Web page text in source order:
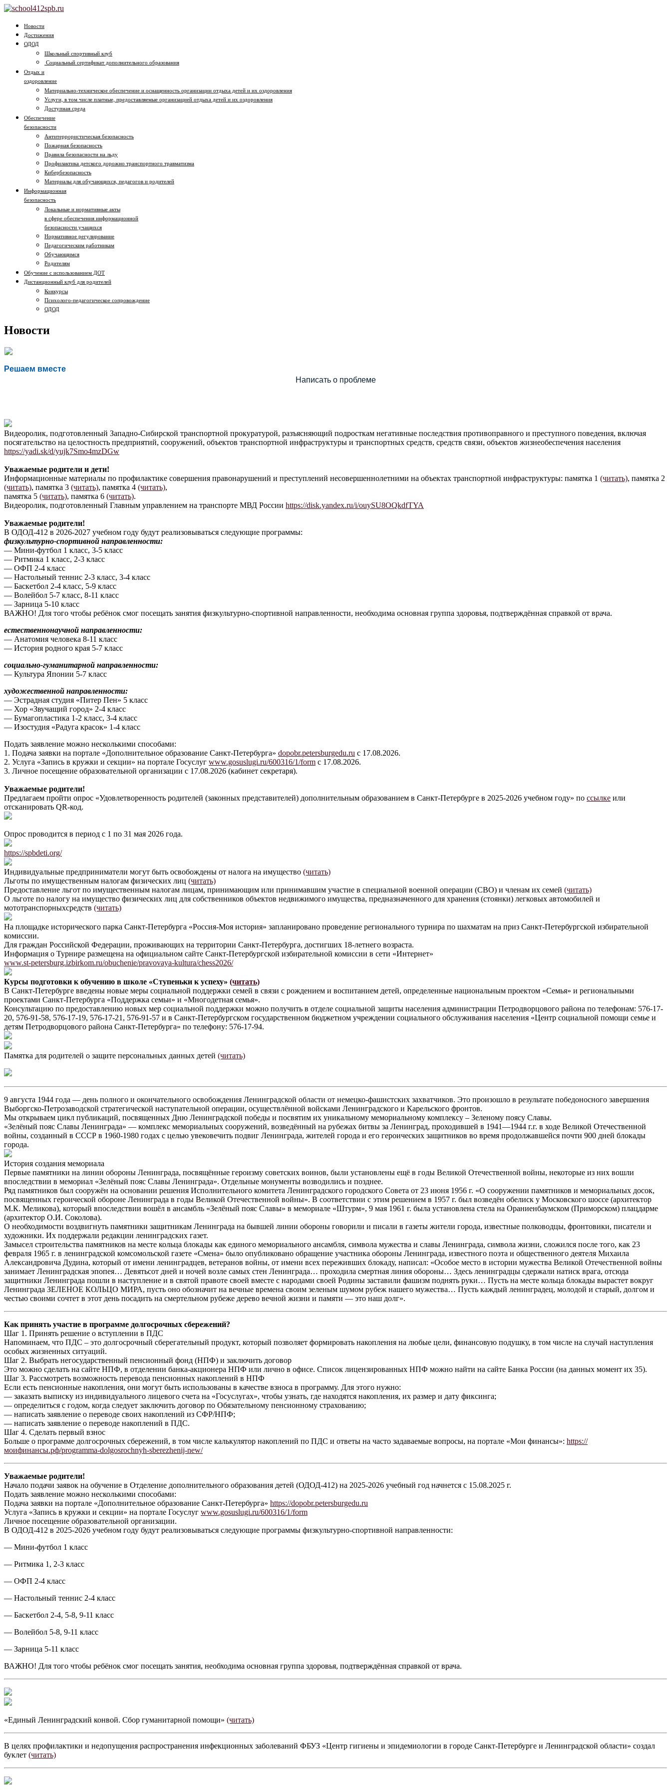
Новости
Достижения
ОДОД
Школьный спортивный клуб
Социальный сертификат дополнительного образования
Отдых и
оздоровление
Материально-техническое обеспечение и оснащенность организации отдыха детей и их оздоровления
Услуги, в том числе платные, предоставляемые организацией отдыха детей и их оздоровления
Доступная среда
Обеспечение
безопасности
Антитеррористическая безопасность
Пожарная безопасность
Правила безопасности на льду
Профилактика детского дорожно транспортного травматизма
Кибербезопасность
Материалы для обучающихся, педагогов и родителей
Информационная
безопасность
Локальные и нормативные акты
в сфере обеспечения информационной
безопасности учащихся
Нормативное регулирование
Педагогическим работникам
Обучающимся
Родителям
Обучение с использованием ДОТ
Дистанционный клуб для родителей
Конкурсы
Психолого-педагогическое сопровождение
ОДОД
Новости
Решаем вместе
Есть предложения по организации учебного процесса или знаете, как сделать школу лучше?
Написать о проблеме
Видеоролик, подготовленный Западно-Сибирской транспортной прокуратурой, разъясняющий подросткам негативные последствия противоправного и преступного поведения, включая
посягательство на целостность предприятий, сооружений, объектов транспортной инфраструктуры и транспортных средств, средств связи, объектов жизнеобеспечения населения
https://yadi.sk/d/yujk7Smo4mzDGw
Уважаемые родители и дети!
Информационные материалы по профилактике совершения правонарушений и преступлений несовершеннолетними на объектах транспортной инфраструктуры: памятка 1 (читать), памятка 2
(читать), памятка 3 (читать), памятка 4 (читать),
памятка 5 (читать), памятка 6 (читать).
Видеоролик, подготовленный Главным управлением на транспорте МВД России https://disk.yandex.ru/i/ouySU8OQkdfTYA
Уважаемые родители!
В ОДОД-412 в 2026-2027 учебном году будут реализовываться следующие программы:
физкультурно-спортивной направленности:
— Мини-футбол 1 класс, 3-5 класс
— Ритмика 1 класс, 2-3 класс
— ОФП 2-4 класс
— Настольный теннис 2-3 класс, 3-4 класс
— Баскетбол 2-4 класс, 5-9 класс
— Волейбол 5-7 класс, 8-11 класс
— Зарница 5-10 класс
ВАЖНО! Для того чтобы ребёнок смог посещать занятия физкультурно-спортивной направленности, необходима основная группа здоровья, подтверждённая справкой от врача.
естественнонаучной направленности:
— Анатомия человека 8-11 класс
— История родного края 5-7 класс
социально-гуманитарной направленности:
— Культура Японии 5-7 класс
художественной направленности:
— Эстрадная студия «Питер Пен» 5 класс
— Хор «Звучащий город» 2-4 класс
— Бумагопластика 1-2 класс, 3-4 класс
— Изостудия «Радуга красок» 1-4 класс
Подать заявление можно несколькими способами:
1. Подача заявки на портале «Дополнительное образование Санкт-Петербурга» dopobr.petersburgedu.ru с 17.08.2026.
2. Услуга «Запись в кружки и секции» на портале Госуслуг www.gosuslugi.ru/600316/1/form с 17.08.2026.
3. Личное посещение образовательной организации с 17.08.2026 (кабинет секретаря).
Уважаемые родители!
Предлагаем пройти опрос «Удовлетворенность родителей (законных представителей) дополнительным образованием в Санкт-Петербурге в 2025-2026 учебном году» по ссылке или
отсканировать QR-код.
Опрос проводится в период с 1 по 31 мая 2026 года.
https://spbdeti.org/
Индивидуальные предприниматели могут быть освобождены от налога на имущество (читать)
Льготы по имущественным налогам физических лиц (читать)
Предоставление льгот по имущественным налогам лицам, принимающим или принимавшим участие в специальной военной операции (СВО) и членам их семей (читать)
О льготе по налогу на имущество физических лиц для собственников объектов недвижимого имущества, предназначенного для хранения (стоянки) легковых автомобилей и
мототранспорныхсредств (читать)
На площадке исторического парка Санкт-Петербурга «Россия-Моя история» запланировано проведение регионального турнира по шахматам на приз Санкт-Петербургской избирательной
комиссии.
Для граждан Российской Федерации, проживающих на территории Санкт-Петербурга, достигших 18-летнего возраста.
Информация о Турнире размещена на официальном сайте Санкт-Петербургской избирательной комиссии в сети «Интернет»
www.st-petersburg.izbirkom.ru/obuchenie/pravovaya-kultura/chess2026/
Курсы подготовки к обучению в школе «Ступеньки к успеху» (читать)
В Санкт-Петербурге введены новые меры социальной поддержки семей в связи с рождением и воспитанием детей, определенные национальным проектом «Семья» и региональными
проектами Санкт-Петербурга «Поддержка семьи» и «Многодетная семья».
Консультацию по предоставлению новых мер социальной поддержки можно получить в отделе социальной защиты населения администрации Петродворцового района по телефонам: 576-17-
20, 576-91-58, 576-17-19, 576-17-21, 576-91-57 и в Санкт-Петербургском государственном бюджетном учреждении социального обслуживания населения «Центр социальной помощи семье и
детям Петродворцового района Санкт-Петербурга» по телефону: 576-17-94.
Памятка для родителей о защите персональных данных детей (читать)
9 августа 1944 года — день полного и окончательного освобождения Ленинградской области от немецко-фашистских захватчиков. Это произошло в результате победоносного завершения
Выборгско-Петрозаводской стратегической наступательной операции, осуществлённой войсками Ленинградского и Карельского фронтов.
Мы открываем цикл публикаций, посвященных Дню Ленинградской победы и посвятим их уникальному мемориальному комплексу – Зеленому поясу Славы.
«Зелёный пояс Славы Ленинграда» — комплекс мемориальных сооружений, возведённый на рубежах битвы за Ленинград, проходившей в 1941—1944 г.г. в ходе Великой Отечественной
войны, созданный в СССР в 1960-1980 годах с целью увековечить подвиг Ленинграда, жителей города и его героических защитников во время продолжавшейся почти 900 дней блокады
города.
История создания мемориала
Первые памятники на линии обороны Ленинграда, посвящённые героизму советских воинов, были установлены ещё в годы Великой Отечественной войны, некоторые из них вошли
впоследствии в мемориал «Зелёный пояс Славы Ленинграда». Отдельные монументы возводились и позднее.
Ряд памятников был сооружён на основании решения Исполнительного комитета Ленинградского городского Совета от 23 июня 1956 г. «О сооружении памятников и мемориальных досок,
посвященных героической обороне Ленинграда в годы Великой Отечественной войны». В соответствии с этим решением в 1957 г. был возведён обелиск у Московского шоссе (архитектор
М.К. Меликова), который впоследствии вошёл в ансамбль «Зелёный пояс Славы» в мемориале «Штурм», 9 мая 1961 г. была установлена стела на Ораниенбаумском (Приморском) плацдарме
(архитектор О.И. Соколова).
О необходимости воздвигнуть памятники защитникам Ленинграда на бывшей линии обороны говорили и писали в газеты жители города, известные полководцы, фронтовики, писатели и
художники. Их поддержали редакции ленинградских газет.
Замысел строительства памятников на месте кольца блокады как единого мемориального ансамбля, символа мужества и славы Ленинграда, символа жизни, сложился после того, как 23
февраля 1965 г. в ленинградской комсомольской газете «Смена» было опубликовано обращение участника обороны Ленинграда, известного поэта и общественного деятеля Михаила
Александровича Дудина, который от имени ленинградцев, ветеранов войны, от имени всех переживших блокаду, написал: «Особое место в истории мужества Великой Отечественной войны
занимает Ленинградская эпопея… Девятьсот дней и ночей возле самых стен Ленинграда… проходила смертная линия обороны… Здесь ленинградцы сдержали натиск врага, отсюда
защитники Ленинграда пошли в наступление и в святой правоте своей вместе с народами своей Родины заставили фашизм поднять руки… Пусть на месте кольца блокады вырастет вокруг
Ленинграда ЗЕЛЕНОЕ КОЛЬЦО МИРА, пусть оно обозначит на вечные времена своим зеленым шумом рубеж нашего мужества… Пусть каждый ленинградец, молодой и старый, долгом и
честью своими сочтет в этот день посадить на смертельном рубеже дерево вечной жизни и памяти — это наш долг».
Как принять участие в программе долгосрочных сбережений?
Шаг 1. Принять решение о вступлении в ПДС
Напоминаем, что ПДС – это долгосрочный сберегательный продукт, который позволяет формировать накопления на любые цели, финансовую подушку, в том числе на случай наступления
особых жизненных ситуаций.
Шаг 2. Выбрать негосударственный пенсионный фонд (НПФ) и заключить договор
Это можно сделать на сайте НПФ, в отделении банка-акционера НПФ или лично в офисе. Список лицензированных НПФ можно найти на сайте Банка России (на данных момент их 35).
Шаг 3. Рассмотреть возможность перевода пенсионных накоплений в НПФ
Если есть пенсионные накопления, они могут быть использованы в качестве взноса в программу. Для этого нужно:
— заказать выписку из индивидуального лицевого счета на «Госуслугах», чтобы узнать, где находятся накопления, их размер и дату фиксинга;
— определиться с годом, когда следует заключить договор по Обязательному пенсионному страхованию;
— написать заявление о переводе своих накоплений из СФР/НПФ;
— написать заявление о переводе накоплений в ПДС.
Шаг 4. Сделать первый взнос
Больше о программе долгосрочных сбережений, в том числе калькулятор накоплений по ПДС и ответы на часто задаваемые вопросы, на портале «Мои финансы»: https://
моифинансы.рф/programma-dolgosrochnyh-sberezhenij-new/
Уважаемые родители!
Начало подачи заявок на обучение в Отделение дополнительного образования детей (ОДОД-412) на 2025-2026 учебный год начнется с 15.08.2025 г.
Подать заявление можно несколькими способами:
Подача заявки на портале «Дополнительное образование Санкт-Петербурга» https://dopobr.petersburgedu.ru
Услуга «Запись в кружки и секции» на портале Госуслуг www.gosuslugi.ru/600316/1/form
Личное посещение образовательной организации.
В ОДОД-412 в 2025-2026 учебном году будут реализовываться следующие программы физкультурно-спортивной направленности:
— Мини-футбол 1 класс
— Ритмика 1, 2-3 класс
— ОФП 2-4 класс
— Настольный теннис 2-4 класс
— Баскетбол 2-4, 5-8, 9-11 класс
— Волейбол 5-8, 9-11 класс
— Зарница 5-11 класс
ВАЖНО! Для того чтобы ребёнок смог посещать занятия, необходима основная группа здоровья, подтверждённая справкой от врача.
«Единый Ленинградский конвой. Сбор гуманитарной помощи» (читать)
В целях профилактики и недопущения распространения инфекционных заболеваний ФБУЗ «Центр гигиены и эпидемиологии в городе Санкт-Петербурге и Ленинградской области» создал
буклет (читать)